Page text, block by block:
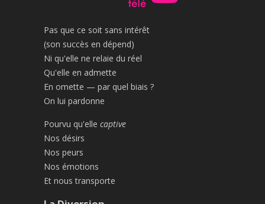
Pas que ce soit sans intérêt
(son succès en dépend)
Ni qu'elle ne relaie du réel
Qu'elle en admette
En omette — par quel biais ?
On lui pardonne
Pourvu qu'elle captive
Nos désirs
Nos peurs
Nos émotions
Et nous transporte